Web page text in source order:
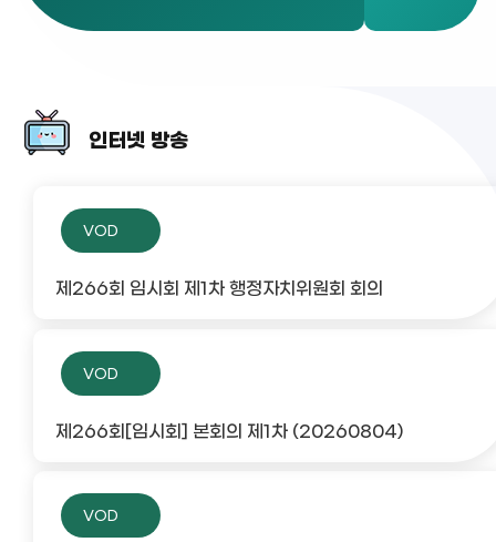
인터넷 방송
VOD
제266회 임시회 제1차 행정자치위원회 회의
VOD
제266회[임시회] 본회의 제1차 (20260804)
VOD